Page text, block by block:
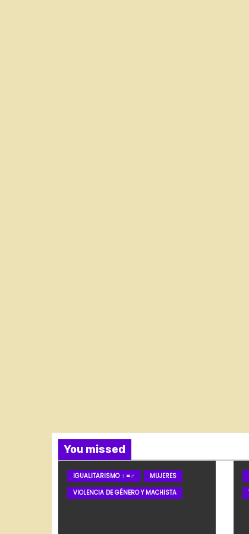
You missed
IGUALITARISMO ♀=♂
MUJERES
VIOLENCIA DE GÉNERO Y MACHISTA